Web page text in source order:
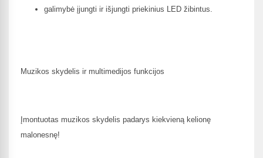
galimybė įjungti ir išjungti priekinius LED žibintus.
Muzikos skydelis ir multimedijos funkcijos
Įmontuotas muzikos skydelis padarys kiekvieną kelionę
malonesnę!